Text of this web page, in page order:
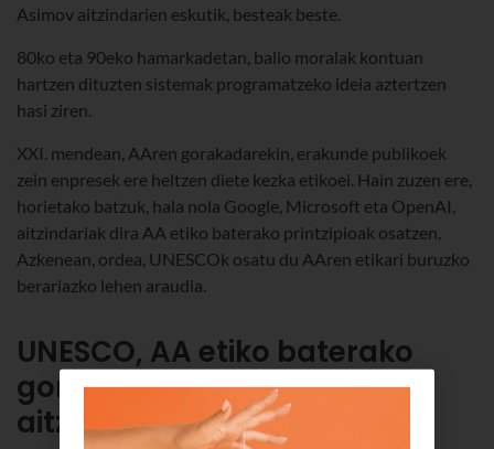
Asimov aitzindarien eskutik, besteak beste.
80ko eta 90eko hamarkadetan, balio moralak kontuan
hartzen dituzten sistemak programatzeko ideia aztertzen
hasi ziren.
XXI. mendean, AAren gorakadarekin, erakunde publikoek
zein enpresek ere heltzen diete kezka etikoei. Hain zuzen ere,
horietako batzuk, hala nola Google, Microsoft eta OpenAI,
aitzindariak dira AA etiko baterako printzipioak osatzen.
Azkenean, ordea, UNESCOk osatu du AAren etikari buruzko
berariazko lehen araudia.
UNESCO, AA etiko baterako
gomendioak argitaratzen
aitzindaria